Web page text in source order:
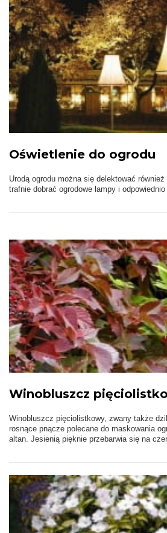
Oświetlenie do ogrodu
Urodą ogrodu można się delektować
trafnie dobrać ogrodowe lampy i
Winobluszcz
Winobluszcz pięciolistkowy, zwany także
rosnące pnącze polecane do maskowania
altan. Jesienią pięknie przebarwia się na